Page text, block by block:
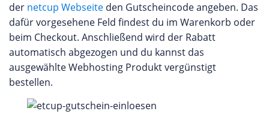
der netcup Webseite den Gutscheincode angeben. Das
dafür vorgesehene Feld findest du im Warenkorb oder
beim Checkout. Anschließend wird der Rabatt
automatisch abgezogen und du kannst das
ausgewählte Webhosting Produkt vergünstigt
bestellen.